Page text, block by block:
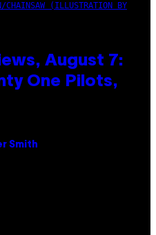
CHAINSAW (ILLUSTRATION BY
August 7:
One Pilots,
Smith